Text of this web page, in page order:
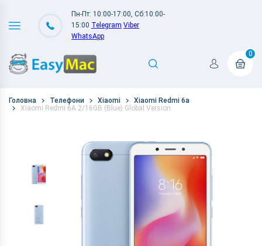
Пн-Пт: 10:00-17:00, Сб:10:00-
15:00 Telegram Viber
WhatsApp
0
Головна Телефони Xiaomi
Xiaomi Redmi 6a
Xiaomi Redmi 6A 2/16GB (Blue) Global Version